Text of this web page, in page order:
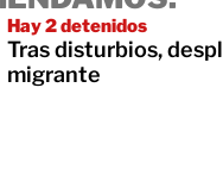
Hay 2 detenidos
Tras disturbios,
migrante